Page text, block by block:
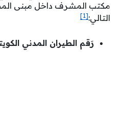
مكتب المشرف داخل مبنى
التالي:[1]
رَقم الطيران المدني